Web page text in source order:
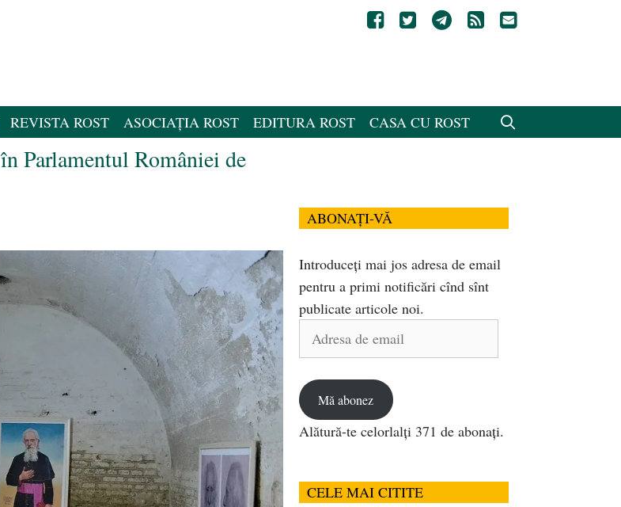
REVISTA ROST ASOCIAȚIA ROST EDITURA ROST CASA CU ROST
Parlamentul României de
ABONAȚI-VĂ
Introduceți mai jos adresa de email
pentru a primi notificări cînd sînt
publicate articole noi.
Adresa
Mă abonez
Alătură-te celorlalți 371 de abonați.
CELE MAI CITITE